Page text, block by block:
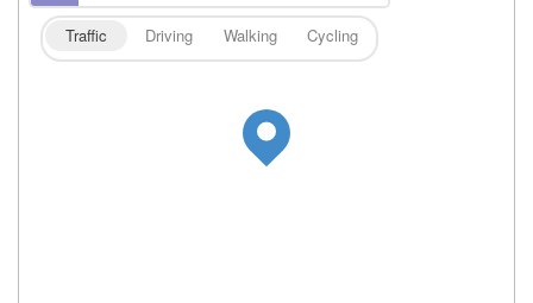
Traffic Driving Walking Cycling